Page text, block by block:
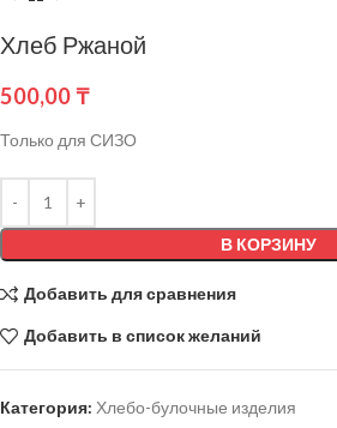
Хлеб Ржаной
500,00 ₸
Только для СИЗО
В КОРЗИНУ
Добавить для сравнения
Добавить в список желаний
Категория: Хлебо-булочные изделия